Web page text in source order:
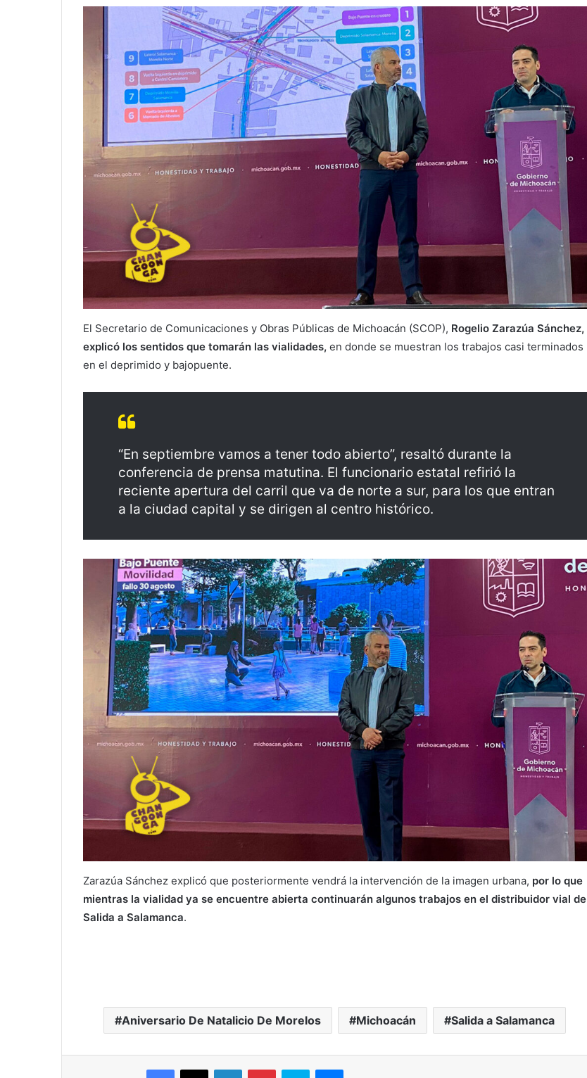
El Secretario de Comunicaciones y Obras Públicas de Michoacán (SCOP), Rogelio Zarazúa Sánchez,
explicó los sentidos que tomarán las vialidades, en donde se muestran los trabajos casi terminados
en el deprimido y bajopuente.
“En septiembre vamos a tener todo abierto”, resaltó durante la
conferencia de prensa matutina. El funcionario estatal refirió la
reciente apertura del carril que va de norte a sur, para los que entran
a la ciudad capital y se dirigen al centro histórico.
Zarazúa Sánchez explicó que posteriormente vendrá la intervención de la imagen urbana, por lo que
mientras la vialidad ya se encuentre abierta continuarán algunos trabajos en el distribuidor vial de
Salida a Salamanca.
Aniversario De Natalicio De Morelos Michoacán Salida a Salamanca
Facebook
X LinkedInPinterestSkype Messenger